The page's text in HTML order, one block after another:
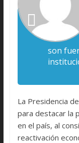
son
La Presidencia
para destacar la
en el país, al
reactivación